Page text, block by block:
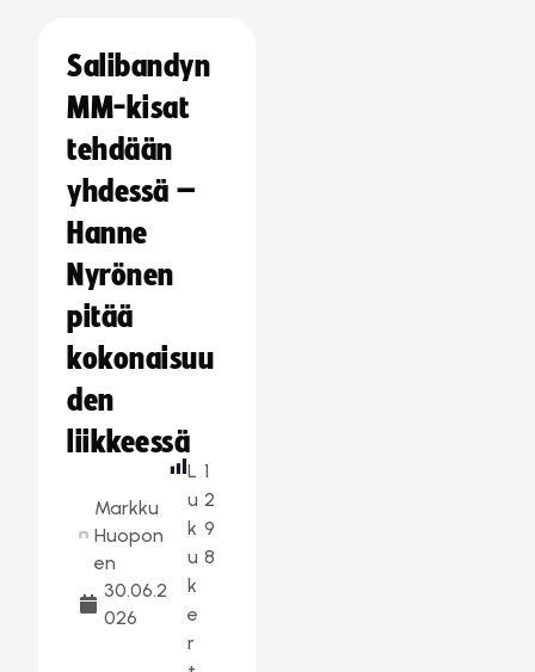
Salibandyn
MM-kisat
tehdään
yhdessä –
Hanne
Nyrönen
pitää
kokonaisuu
den
liikkeessä
Markku
Huopon
en
30.06.2
026
L
u
k
u
k
e
r
1
2
9
8